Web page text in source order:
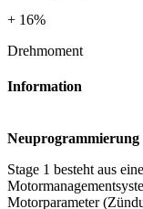
+ 16%
Drehmoment
Information
Neuprogrammierung
Stage 1 besteht aus
Motorparameter